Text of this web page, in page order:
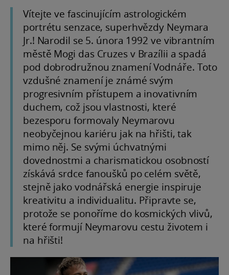
Vítejte ve fascinujícím astrologickém
portrétu senzace, superhvězdy Neymara
Jr.! Narodil se 5. února 1992 ve vibrantním
městě Mogi das Cruzes v Brazílii a spadá
pod dobrodružnou znamení Vodnáře. Toto
vzdušné znamení je známé svým
progresivním přístupem a inovativním
duchem, což jsou vlastnosti, které
bezesporu formovaly Neymarovu
neobyčejnou kariéru jak na hřišti, tak
mimo něj. Se svými úchvatnými
dovednostmi a charismatickou osobností
získává srdce fanoušků po celém světě,
stejně jako vodnářská energie inspiruje
kreativitu a individualitu. Připravte se,
protože se ponoříme do kosmických vlivů,
které formují Neymarovu cestu životem i
na hřišti!